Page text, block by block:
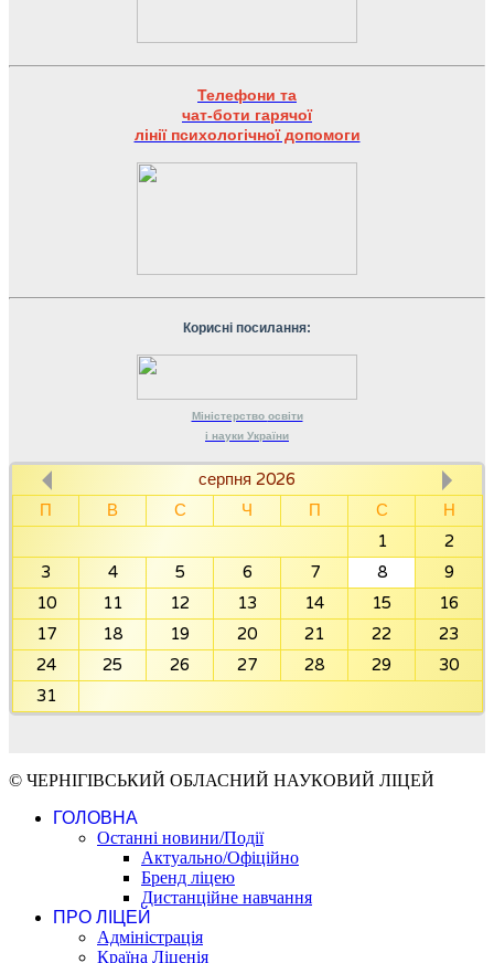
Телефони та
чат-боти гарячої
лінії психологічної допомоги
Корисні посилання:
Міністерство освіти
і науки України
серпня 2026
П
В С Ч П С
Н
1
2
3
4 5 6 7 8
9
10
11 12 13 14 15
16
17
18 19 20 21 22
23
24
25 26 27 28 29
30
31
© ЧЕРНІГІВСЬКИЙ ОБЛАСНИЙ НАУКОВИЙ ЛІЦЕЙ
ГОЛОВНА
Останні новини/Події
Актуально/Офіційно
Бренд ліцею
Дистанційне навчання
ПРО ЛІЦЕЙ
Адміністрація
Країна Ліценія